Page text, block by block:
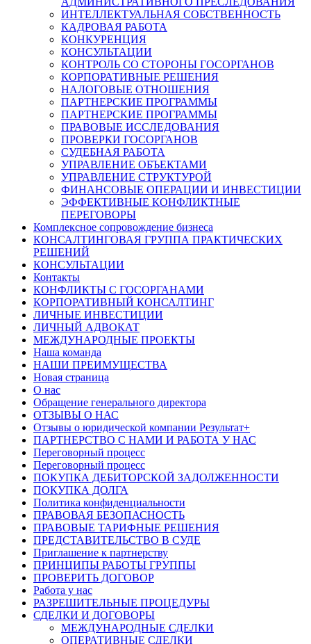
ИНТЕЛЛЕКТУАЛЬНАЯ СОБСТВЕННОСТЬ
КАДРОВАЯ РАБОТА
КОНКУРЕНЦИЯ
КОНСУЛЬТАЦИИ
КОНТРОЛЬ СО СТОРОНЫ ГОСОРГАНОВ
КОРПОРАТИВНЫЕ РЕШЕНИЯ
НАЛОГОВЫЕ ОТНОШЕНИЯ
ПАРТНЕРСКИЕ ПРОГРАММЫ
ПАРТНЕРСКИЕ ПРОГРАММЫ
ПРАВОВЫЕ ИССЛЕДОВАНИЯ
ПРОВЕРКИ ГОСОРГАНОВ
СУДЕБНАЯ РАБОТА
УПРАВЛЕНИЕ ОБЪЕКТАМИ
УПРАВЛЕНИЕ СТРУКТУРОЙ
ФИНАНСОВЫЕ ОПЕРАЦИИ И ИНВЕСТИЦИИ
ЭФФЕКТИВНЫЕ КОНФЛИКТНЫЕ
ПЕРЕГОВОРЫ
Комплексное сопровождение бизнеса
КОНСАЛТИНГОВАЯ ГРУППА ПРАКТИЧЕСКИХ
РЕШЕНИЙ
КОНСУЛЬТАЦИИ
Контакты
КОНФЛИКТЫ С ГОСОРГАНАМИ
КОРПОРАТИВНЫЙ КОНСАЛТИНГ
ЛИЧНЫЕ ИНВЕСТИЦИИ
ЛИЧНЫЙ АДВОКАТ
МЕЖДУНАРОДНЫЕ ПРОЕКТЫ
Наша команда
НАШИ ПРЕИМУЩЕСТВА
Новая страница
О нас
Обращение генерального директора
ОТЗЫВЫ О НАС
Отзывы о юридической компании Результат+
ПАРТНЕРСТВО С НАМИ И РАБОТА У НАС
Переговорный процесс
Переговорный процесс
ПОКУПКА ДЕБИТОРСКОЙ ЗАДОЛЖЕННОСТИ
ПОКУПКА ДОЛГА
Политика конфиденциальности
ПРАВОВАЯ БЕЗОПАСНОСТЬ
ПРАВОВЫЕ ТАРИФНЫЕ РЕШЕНИЯ
ПРЕДСТАВИТЕЛЬСТВО В СУДЕ
Приглашение к партнерству
ПРИНЦИПЫ РАБОТЫ ГРУППЫ
ПРОВЕРИТЬ ДОГОВОР
Работа у нас
РАЗРЕШИТЕЛЬНЫЕ ПРОЦЕДУРЫ
СДЕЛКИ И ДОГОВОРЫ
МЕЖДУНАРОДНЫЕ СДЕЛКИ
ОПЕРАТИВНЫЕ СДЕЛКИ